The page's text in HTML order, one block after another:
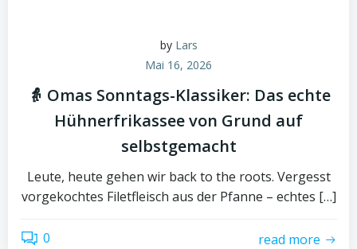
by Lars
Mai 16, 2026
👵 Omas Sonntags-Klassiker: Das echte
Hühnerfrikassee von Grund auf
selbstgemacht
Leute, heute gehen wir back to the roots. Vergesst
vorgekochtes Filetfleisch aus der Pfanne – echtes […]
0 read more